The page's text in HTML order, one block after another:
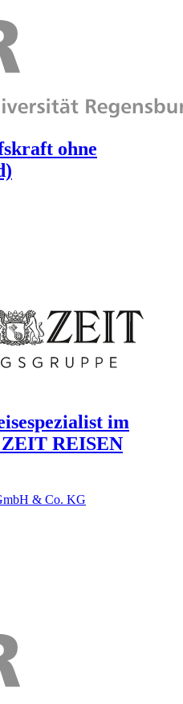
ohne
im
REISEN
& Co. KG